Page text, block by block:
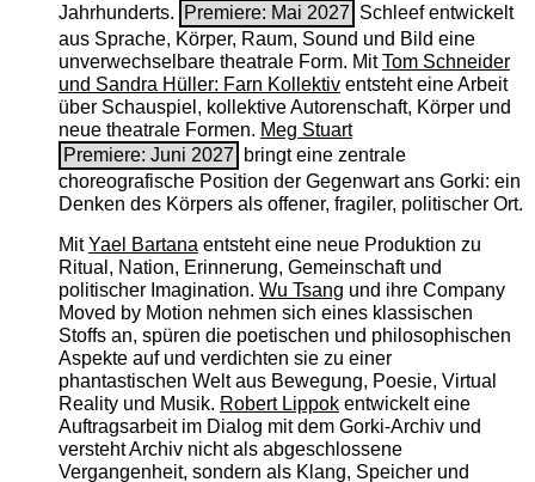
Jahrhunderts.
Premiere: Mai 2027 Schleef entwickelt
aus Sprache, Körper, Raum, Sound und Bild eine
unverwechselbare theatrale Form. MitTom Schneider
und Sandra Hüller: Farn Kollektiventsteht eine Arbeit
über Schauspiel, kollektive Autorenschaft, Körper und
neue theatrale Formen. Meg Stuart
Premiere: Juni 2027
bringt eine zentrale
choreografische Position der Gegenwart ans Gorki: ein
Denken des Körpers als offener, fragiler, politischer Ort.
MitYael Bartanaentsteht eine neue Produktion zu
Ritual, Nation, Erinnerung, Gemeinschaft und
politischer Imagination. Wu Tsang und ihre Company
Moved by Motion nehmen sich eines klassischen
Stoffs an, spüren die poetischen und philosophischen
Aspekte auf und verdichten sie zu einer
phantastischen Welt aus Bewegung, Poesie, Virtual
Reality und Musik. Robert Lippokentwickelt eine
Auftragsarbeit im Dialog mit dem Gorki-Archiv und
versteht Archiv nicht als abgeschlossene
Vergangenheit, sondern als Klang, Speicher und